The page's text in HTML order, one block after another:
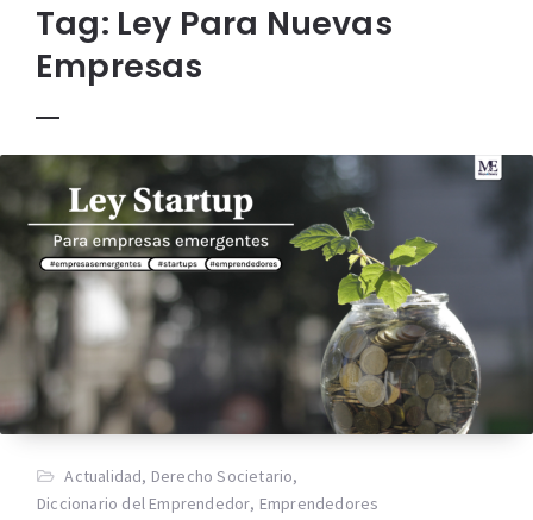
Tag: Ley Para Nuevas
Empresas
Actualidad, Derecho Societario,
Diccionario del Emprendedor, Emprendedores